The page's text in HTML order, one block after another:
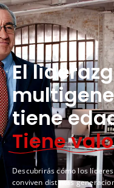
El
tiene
Tiene
Descubrirás cómo los
conviven distintas